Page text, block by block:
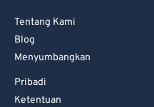
Tentang Kami
Blog
Menyumbangkan
Pribadi
Ketentuan